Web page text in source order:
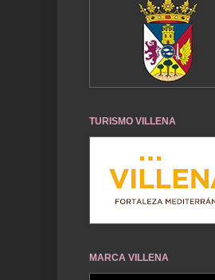
TURISMO VILLENA
MARCA VILLENA